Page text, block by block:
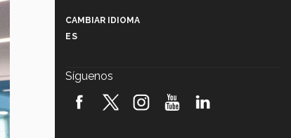
robótica FIRST 2026! (video)
CAMBIAR IDIOMA
ES
Síguenos